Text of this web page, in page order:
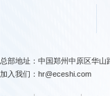
总部地址：中国郑州中原区华山
加入我们：hr@eceshi.com